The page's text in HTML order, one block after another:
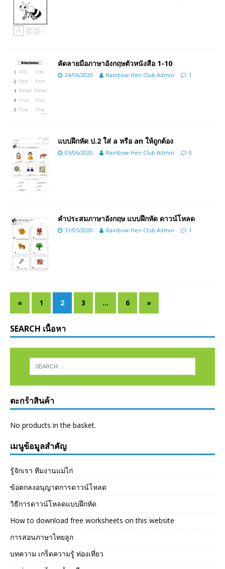
คัดลายมือภาษาอังกฤษตัวหนังสือ 1-10
24/06/2020 Rainbow Hen Club Admin 1
แบบฝึกหัด ป.2 ใส่ a หรือ an ให้ถูกต้อง
05/06/2020 Rainbow Hen Club Admin 0
คำประสมภาษาอังกฤษ แบบฝึกหัด ดาวน์โหลด
31/05/2020 Rainbow Hen Club Admin 1
« 1 2 3 … 6 »
SEARCH เนื้อหา
ตะกร้าสินค้า
No products in the basket.
เมนูข้อมูลสำคัญ
รู้จักเรา ทีมงานแม่ไก่
ข้อตกลงอนุญาตการดาวน์โหลด
วิธีการดาวน์โหลดแบบฝึกหัด
How to download free worksheets on this website
การสอนภาษาไทยลูก
บทความ เกร็ดความรู้ ท่องเที่ยว